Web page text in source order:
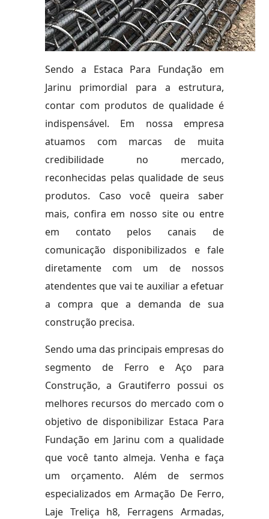
Sendo a Estaca Para Fundação em
Jarinu primordial para a estrutura,
contar com produtos de qualidade é
indispensável. Em nossa empresa
atuamos com marcas de muita
credibilidade no mercado,
reconhecidas pelas qualidade de seus
produtos. Caso você queira saber
mais, confira em nosso site ou entre
em contato pelos canais de
comunicação disponibilizados e fale
diretamente com um de nossos
atendentes que vai te auxiliar a efetuar
a compra que a demanda de sua
construção precisa.
Sendo uma das principais empresas do
segmento de Ferro e Aço para
Construção, a Grautiferro possui os
melhores recursos do mercado com o
objetivo de disponibilizar Estaca Para
Fundação em Jarinu com a qualidade
que você tanto almeja. Venha e faça
um orçamento. Além de sermos
especializados em Armação De Ferro,
Laje Treliça h8, Ferragens Armadas,